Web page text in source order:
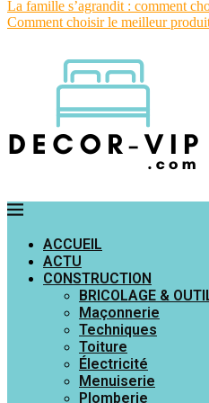
La famille s’agrandit : comment
Comment choisir le meilleur
ACCUEIL
ACTU
CONSTRUCTION
BRICOLAGE &
Maçonnerie
Techniques
Toiture
Électricité
Menuiserie
Plomberie